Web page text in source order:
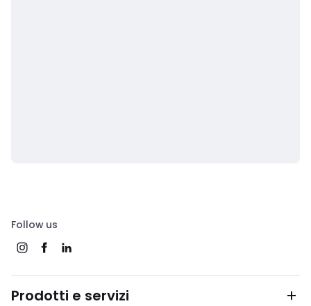
Follow us
Prodotti e servizi